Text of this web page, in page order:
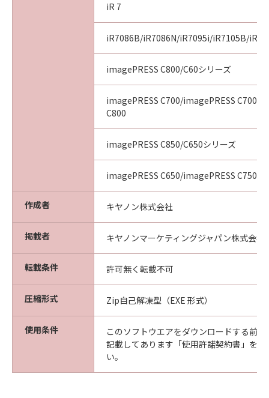
iR 7
iR7086B/iR7086N/iR7095i/iR7105B/
imagePRESS C800/C60シリーズ
imagePRESS C700/imagePRESS C700L/
C800
imagePRESS C850/C650シリーズ
imagePRESS C650/imagePRESS C750/
作成者 キヤノン株式会社
掲載者 キヤノンマーケティングジャパン株式会社
転載条件 許可無く転載不可
圧縮形式 Zip自己解凍型（EXE 形式）
使用条件
このソフトウエアをダウンロードする前
記載してあります「使用許諾契約書」を
い。